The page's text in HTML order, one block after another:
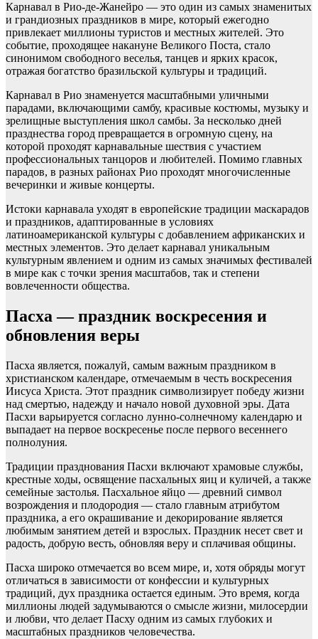
Карнавал в Рио-де-Жанейро — это один из самых знаменитых
и грандиозных праздников в мире, который ежегодно
привлекает миллионы туристов и местных жителей. Это
событие, проходящее накануне Великого Поста, стало
синонимом свободного веселья, танцев и ярких красок,
отражая богатство бразильской культуры и традиций.
Карнавал в Рио знаменуется масштабными уличными
парадами, включающими самбу, красивые костюмы, музыку и
зрелищные выступления школ самбы. За несколько дней
празднества город превращается в огромную сцену, на
которой проходят карнавальные шествия с участием
профессиональных танцоров и любителей. Помимо главных
парадов, в разных районах Рио проходят многочисленные
вечеринки и живые концерты.
Истоки карнавала уходят в европейские традиции маскарадов
и праздников, адаптированные в условиях
латиноамериканской культуры с добавлением африканских и
местных элементов. Это делает карнавал уникальным
культурным явлением и одним из самых значимых фестивалей
в мире как с точки зрения масштабов, так и степени
вовлеченности общества.
Пасха — праздник воскресения и
обновления веры
Пасха является, пожалуй, самым важным праздником в
христианском календаре, отмечаемым в честь воскресения
Иисуса Христа. Этот праздник символизирует победу жизни
над смертью, надежду и начало новой духовной эры. Дата
Пасхи варьируется согласно лунно-солнечному календарю и
выпадает на первое воскресенье после первого весеннего
полнолуния.
Традиции празднования Пасхи включают храмовые службы,
крестные ходы, освящение пасхальных яиц и куличей, а также
семейные застолья. Пасхальное яйцо — древний символ
возрождения и плодородия — стало главным атрибутом
праздника, а его окрашивание и декорирование является
любимым занятием детей и взрослых. Праздник несет свет и
радость, добрую весть, обновляя веру и сплачивая общины.
Пасха широко отмечается во всем мире, и, хотя обряды могут
отличаться в зависимости от конфессии и культурных
традиций, дух праздника остается единым. Это время, когда
миллионы людей задумываются о смысле жизни, милосердии
и любви, что делает Пасху одним из самых глубоких и
масштабных праздников человечества.